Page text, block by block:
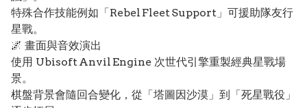
特殊合作技能例如「Rebel Fleet Support」可援助隊友行
星戰。
🌌 畫面與音效演出
使用 Ubisoft Anvil Engine 次世代引擎重製經典星戰場
景。
棋盤背景會隨回合變化，從「塔圖因沙漠」到「死星戰役」